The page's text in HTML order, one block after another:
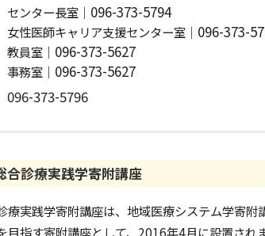
センター長室｜ 096-373-5794
女性医師キャリア支援センター室｜ 096-373-
教員室｜ 096-373-5627
事務室｜ 096-373-5627
096-373-5796
合診療実践学寄附講座
療実践学寄附講座は、地域医療システム学寄附
目指す寄附講座として、2016年4月に設置され